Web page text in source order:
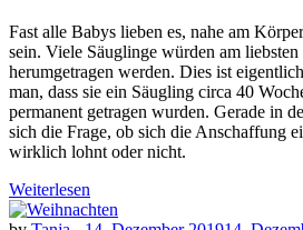
Fast alle Babys lieben es, nahe am
sein. Viele Säuglinge würden am
herumgetragen werden. Dies ist
man, dass sie ein Säugling circa 40
permanent getragen wurden. Gerade in
sich die Frage, ob sich die Anschaffung
wirklich lohnt oder nicht.
Weiterlesen